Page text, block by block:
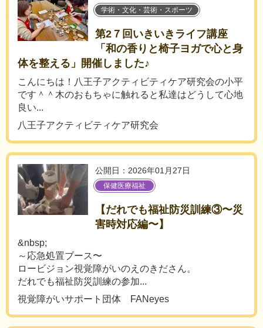
学術・文化・芸術・スポーツ
第2７回いきいきライフ講座
「和の香りと椅子ヨガで心と身
体を整える」開催しました♪
こんにちは！八王子アクティビティケア研究会の小平
です＾＾木のおもちゃに触れると私達はどうして心地
良い...
八王子アクティビティケア研究会
公開日：2026年01月27日
保健医療福祉
【だれでも福祉防災訓練③〜災
害時対応編〜】
&nbsp;
～応急処置ブース〜
ロービジョン視覚障がいのえのきださん。
だれでも福祉防災訓練の参加...
視覚障がいサポート団体 FANeyes